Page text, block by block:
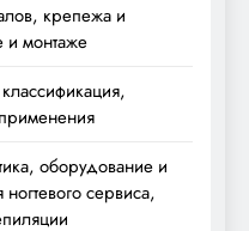
крепежа и
и монтаже
оборудование и
сервиса,